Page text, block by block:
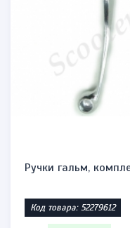
Ручки гальм,
Код товара: 52279612